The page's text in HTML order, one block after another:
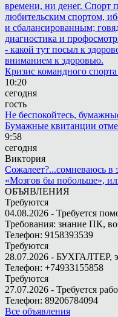
времени, ни денег. Спорт
любительским спортом,
и сбалансированным;
диагностика и
- какой тут посыл к
вниманием к здоровью.
Кризис командного
10:20
сегодня
гость
Не беспокойтесь,
Бумажные квитанции
9:58
сегодня
Виктория
Сожалеет?...сомневаюсь в
«Мозгов бы побольше»,
ОБЪЯВЛЕНИЯ
Требуются
04.08.2026 - Требуется
Требования: знание ПК,
Телефон: 9158393539
Требуются
28.07.2026 - БУХГАЛТЕР,
Телефон: +74933155858
Требуются
27.07.2026 - Требуется
Телефон: 89206784094
Все объявления